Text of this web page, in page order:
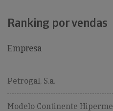
Ranking por vendas
Empresa
Petrogal, S.a.
Modelo Continente